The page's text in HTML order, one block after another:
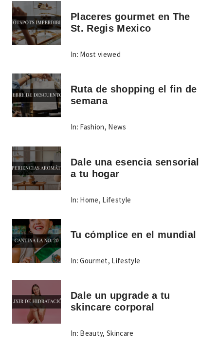
Placeres gourmet en The
St. Regis Mexico
In: Most viewed
Ruta de shopping el fin de
semana
In: Fashion, News
Dale una esencia sensorial
a tu hogar
In: Home, Lifestyle
Tu cómplice en el mundial
In: Gourmet, Lifestyle
Dale un upgrade a tu
skincare corporal
In: Beauty,Skincare